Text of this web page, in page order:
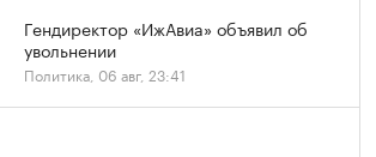
Гендиректор «ИжАвиа» объявил об
увольнении
Политика, 06 авг, 23:41